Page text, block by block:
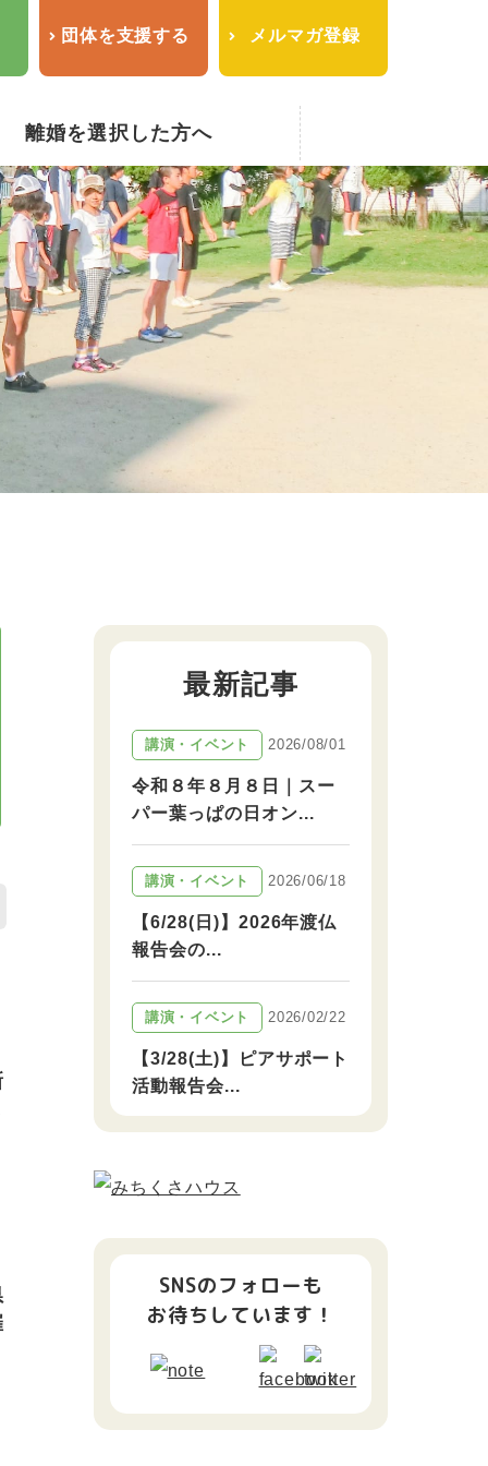
団体を支援する メルマガ登録
離婚を選択した方へ
最新記事
講演・イベント 2026/08/01
令和８年８月８日｜スー
パー葉っぱの日オン...
講演・イベント 2026/06/18
【6/28(日)】2026年渡仏
報告会の...
講演・イベント 2026/02/22
【3/28(土)】ピアサポート
活動報告会...
SNSのフォローも
お待ちしています！